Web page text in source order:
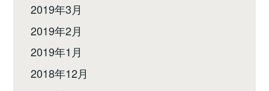
2019年3月
2019年2月
2019年1月
2018年12月